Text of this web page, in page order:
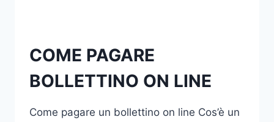
COME PAGARE
BOLLETTINO ON LINE
Come pagare un bollettino on line Cos’è un